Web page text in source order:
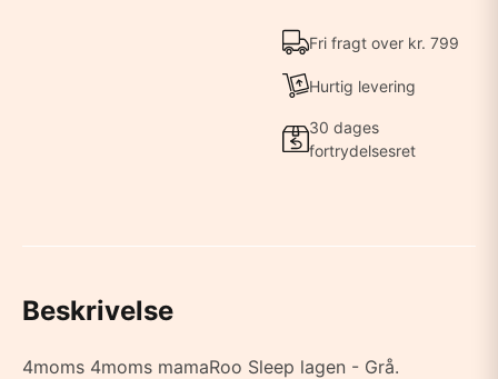
Fri fragt over kr. 799
Hurtig levering
30 dages
fortrydelsesret
Beskrivelse
4moms 4moms mamaRoo Sleep lagen - Grå.